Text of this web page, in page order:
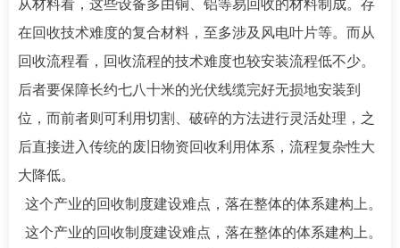
从材料看，这些设备多由铜、铝等易回收的材料制成。存
在回收技术难度的复合材料，至多涉及风电叶片等。而从
回收流程看，回收流程的技术难度也较安装流程低不少。
后者要保障长约七八十米的光伏线缆完好无损地安装到
位，而前者则可利用切割、破碎的方法进行灵活处理，之
后直接进入传统的废旧物资回收利用体系，流程复杂性大
大降低。
这个产业的回收制度建设难点，落在整体的体系建构上。
这个产业的回收制度建设难点，落在整体的体系建构上。